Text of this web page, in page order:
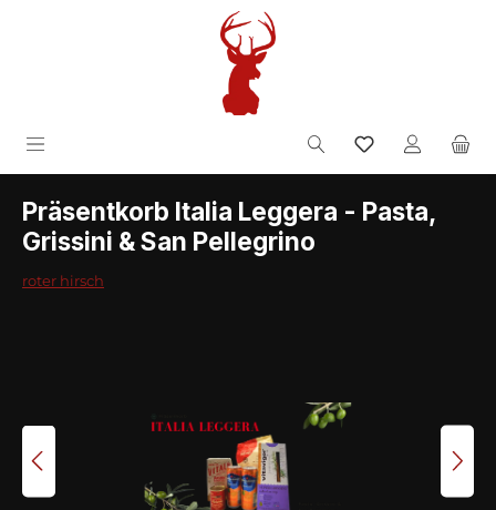
Präsentkorb Italia Leggera - Pasta,
Grissini & San Pellegrino
roter hirsch